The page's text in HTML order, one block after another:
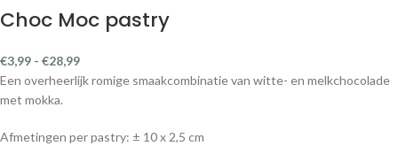
Choc Moc pastry
€3,99 - €28,99
Een overheerlijk romige smaakcombinatie van witte- en melkchocolade
met mokka.
Afmetingen per pastry: ± 10 x 2,5 cm